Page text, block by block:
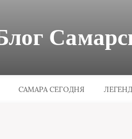
САМАРА СЕГОДНЯ